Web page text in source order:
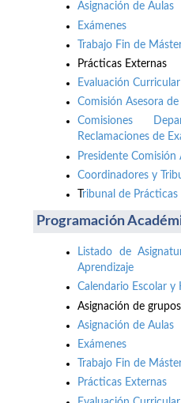
Asignación de Aulas
Exámenes
Trabajo Fin de
Prácticas Externas
Evaluación Curricular
Comisión Asesora
Comisiones
Reclamaciones de
Presidente Comisión
Coordinadores y
ribunal de Prácticas
Programación
Listado de
Aprendizaje
Calendario Escolar y
Asignación de
Asignación de Aulas
Exámenes
Trabajo Fin de
Prácticas Externas